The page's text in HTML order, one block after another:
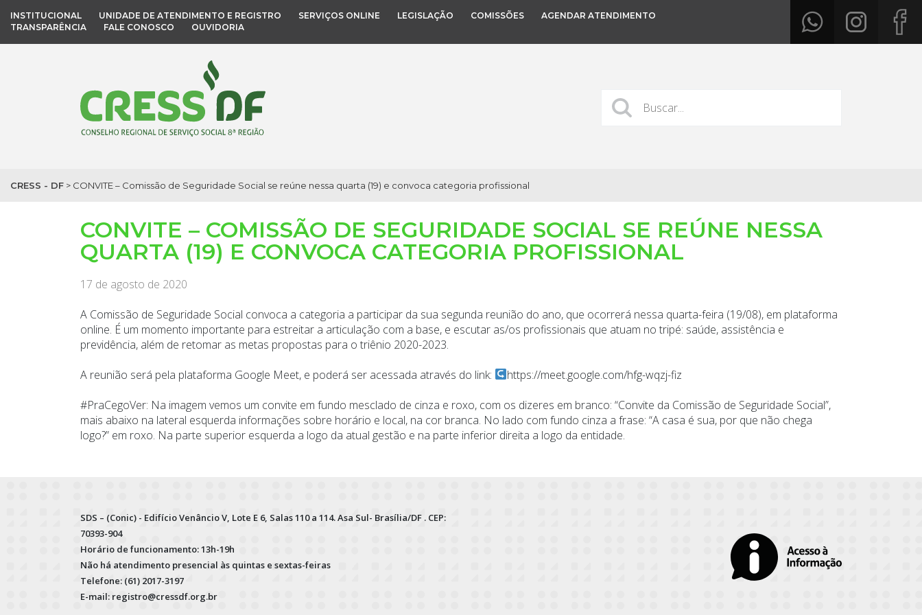
INSTITUCIONAL UNIDADE DE ATENDIMENTO E REGISTRO SERVIÇOS ONLINE LEGISLAÇÃO COMISSÕES
AGENDAR ATENDIMENTO
TRANSPARÊNCIA
FALE CONOSCO OUVIDORIA
CRESS - DF > CONVITE – Comissão de Seguridade Social se reúne nessa quarta (19) e convoca categoria profissional
CONVITE – COMISSÃO DE SEGURIDADE SOCIAL SE REÚNE NESSA
QUARTA (19) E CONVOCA CATEGORIA PROFISSIONAL
17 de agosto de 2020
A Comissão de Seguridade Social convoca a categoria a participar da sua segunda reunião do ano, que ocorrerá nessa quarta-feira (19/08), em plataforma
online. É um momento importante para estreitar a articulação com a base, e escutar as/os profissionais que atuam no tripé: saúde, assistência e
previdência, além de retomar as metas propostas para o triênio 2020-2023.
A reunião será pela plataforma Google Meet, e poderá ser acessada através do link:
https://meet.google.com/hfg-wqzj-fiz
#PraCegoVer: Na imagem vemos um convite em fundo mesclado de cinza e roxo, com os dizeres em branco: “Convite da Comissão de Seguridade Social”,
mais abaixo na lateral esquerda informações sobre horário e local, na cor branca. No lado com fundo cinza a frase: “A casa é sua, por que não chega
logo?” em roxo. Na parte superior esquerda a logo da atual gestão e na parte inferior direita a logo da entidade.
SDS – (Conic) - Edifício Venâncio V, Lote E 6, Salas 110 a 114. Asa Sul- Brasília/DF . CEP:
70393-904
Horário de funcionamento: 13h-19h
Não há atendimento presencial às quintas e sextas-feiras
Telefone: (61) 2017-3197
E-mail: registro@cressdf.org.br